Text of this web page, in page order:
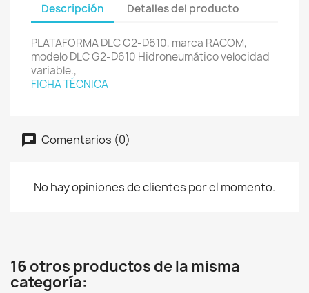
Descripción Detalles del producto
PLATAFORMA DLC G2-D610, marca RACOM,
modelo DLC G2-D610 Hidroneumático velocidad
variable.,
FICHA TÉCNICA
Comentarios (0)
No hay opiniones de clientes por el momento.
16 otros productos de la misma
categoría: